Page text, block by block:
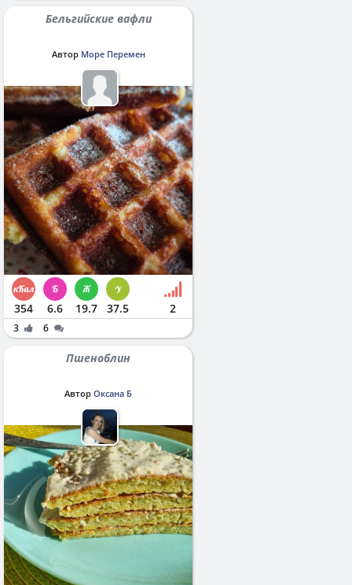
Бельгийские вафли
Автор Море Перемен
354 6.6 19.7 37.5 2
3 6
Пшеноблин
Автор Оксана Б